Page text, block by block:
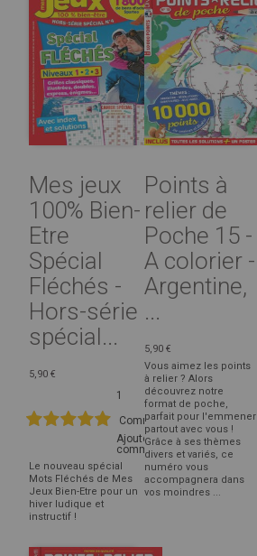
Mes jeux
100% Bien-
Etre
Spécial
Fléchés -
Hors-série
spécial...
5,90 €
Notation:
80%
1
Commentaire
Ajoutez votre
commentaire
Le nouveau spécial
Mots Fléchés de Mes
Jeux Bien-Etre pour un
hiver ludique et
instructif !
Points à
relier de
Poche 15 -
A colorier -
Argentine,
...
5,90 €
Vous aimez les points
à relier ? Alors
découvrez notre
format de poche,
parfait pour l'emmener
partout avec vous !
Grâce à ses thèmes
divers et variés, ce
numéro vous
accompagnera dans
vos moindres ...